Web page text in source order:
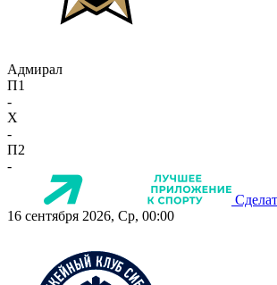
Адмирал
П1
-
X
-
П2
-
16 сентября 2026, Ср, 00:00